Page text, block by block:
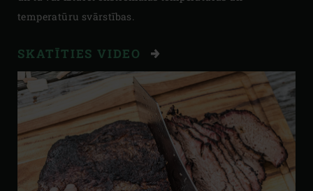
temperatūru svārstības.
SKATĪTIES VIDEO